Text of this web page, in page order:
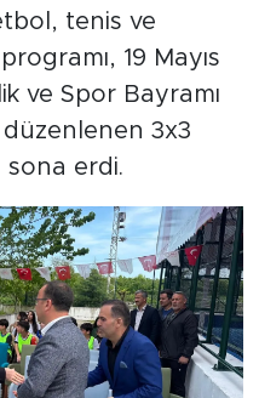
tenis ve
19 Mayıs
ve Spor Bayramı
düzenlenen 3x3
sona erdi.